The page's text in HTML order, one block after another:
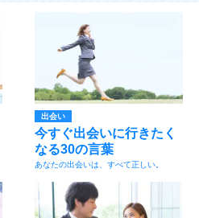
出会い
今すぐ出会いに行きたく
なる30の言葉
あなたの出会いは、すべて正しい。